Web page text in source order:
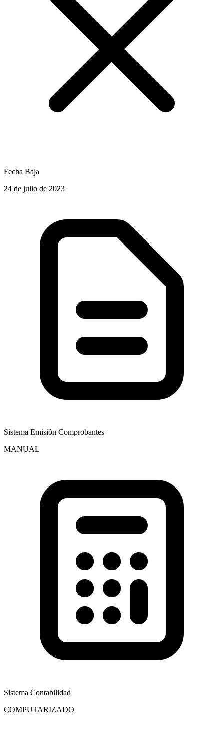
Fecha Baja
24 de julio de 2023
Sistema Emisión Comprobantes
MANUAL
Sistema Contabilidad
COMPUTARIZADO